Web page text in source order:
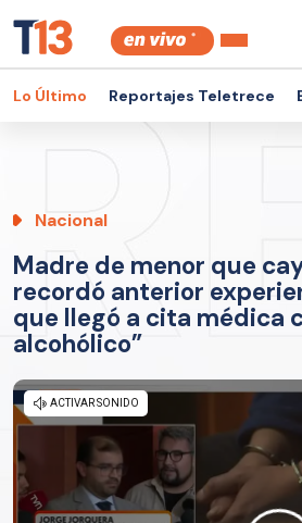
Lo Último Reportajes Teletrece
Nacional
Madre de menor que
recordó anterior
que llegó a cita médica
alcohólico”